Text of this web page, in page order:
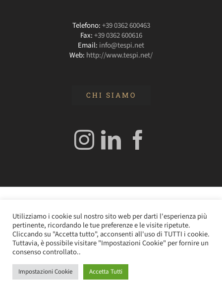
Telefono:+39 0362 600463
Fax:+39 0362 600616
Email: info@tespi.net
Web: http://www.tespi.net/
CHI SIAMO
Angelo Frigerio -Cookie Policy–Privacy Policy- P.IVA
0362610964
InstagramLinkedIn
Utilizziamo i cookie sul nostro sito web per darti l'esperienza più
pertinente, ricordando le tue preferenze e le visite ripetute.
Cliccando su "Accetta tutto", acconsenti all'uso di TUTTI i cookie.
Tuttavia, è possibile visitare "Impostazioni Cookie" per fornire un
consenso controllato..
Impostazioni Cookie Accetta Tutti